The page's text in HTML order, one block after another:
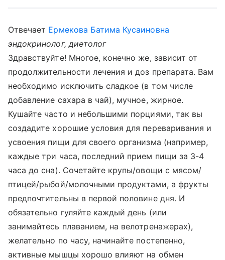
Отвечает Ермекова Батима Кусаиновна
эндокринолог, диетолог
Здравствуйте! Многое, конечно же, зависит от
продолжительности лечения и доз препарата. Вам
необходимо исключить сладкое (в том числе
добавление сахара в чай), мучное, жирное.
Кушайте часто и небольшими порциями, так вы
создадите хорошие условия для переваривания и
усвоения пищи для своего организма (например,
каждые три часа, последний прием пищи за 3-4
часа до сна). Сочетайте крупы/овощи с мясом/
птицей/рыбой/молочными продуктами, а фрукты
предпочтительны в первой половине дня. И
обязательно гуляйте каждый день (или
занимайтесь плаванием, на велотренажерах),
желательно по часу, начинайте постепенно,
активные мышцы хорошо влияют на обмен